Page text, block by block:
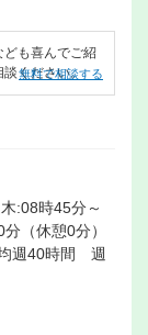
ども喜んでご紹
談ください。
無料で相談する
:08時45分～
（休憩0分）
週40時間 週